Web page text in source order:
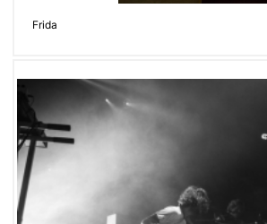
Frida